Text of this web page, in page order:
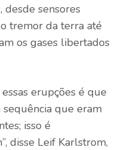
desde sensores
tremor da terra até
os gases libertados
erupções é que
que eram
isso é
disse Leif Karlstrom,